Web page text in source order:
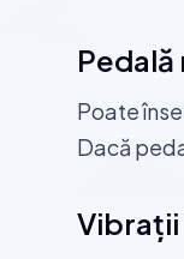
Pedală
Poate
Dacă
Vibrații